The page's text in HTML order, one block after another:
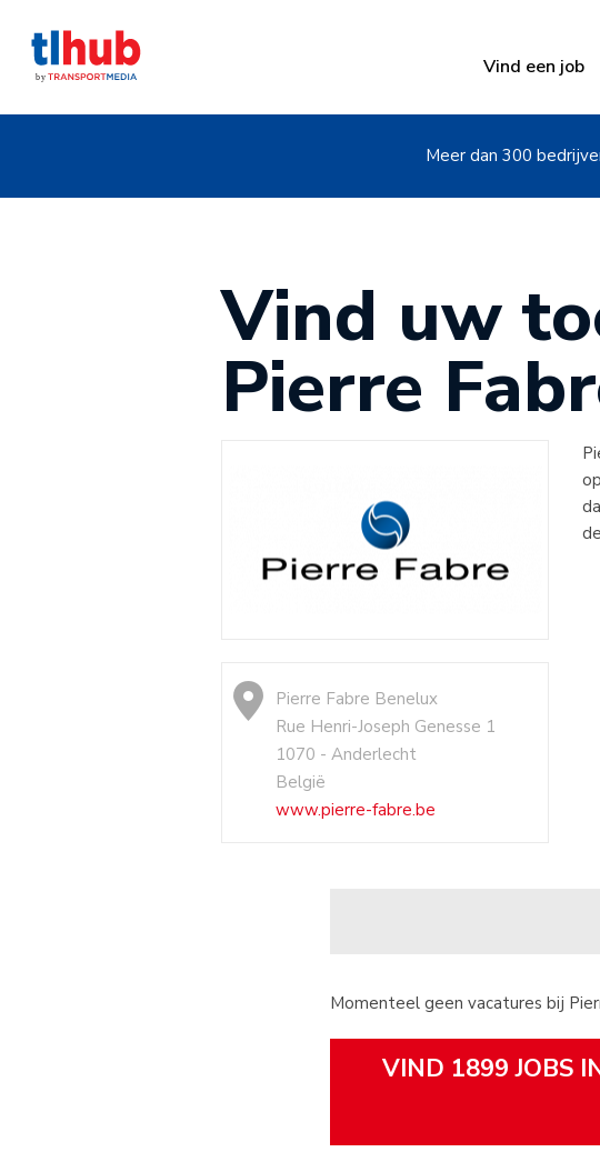
Vind een job
Meer dan 300
Vind uw
Pierre
Pierre Fabre Benelux
Rue Henri-Joseph Genesse 1
1070 - Anderlecht
België
www.pierre-fabre.be
Momenteel geen vacatures bij
VIND 1899 JOBS